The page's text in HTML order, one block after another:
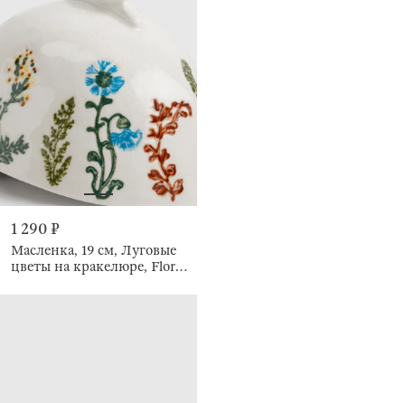
1 290 ₽
Масленка, 19 см, Луговые
цветы на кракелюре, Floral